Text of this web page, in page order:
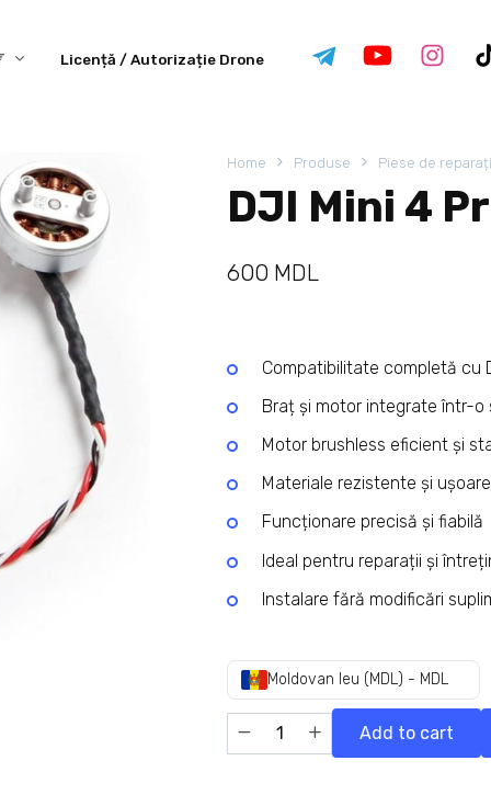
Licență / Autorizație Drone
Home Produse Piese de
DJI Mini 4
600 MDL
Compatibilitate completă cu
Braț și motor integrate într-o
Motor brushless eficient și
Materiale rezistente și ușoare
Funcționare precisă și fiabilă
Ideal pentru reparații și
Instalare fără modificări
Moldovan leu (MDL) - MDL
Add to cart